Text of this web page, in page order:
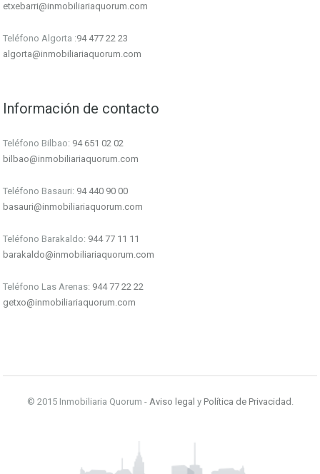
etxebarri@inmobiliariaquorum.com
Teléfono Algorta :94 477 22 23
algorta@inmobiliariaquorum.com
Información de contacto
Teléfono Bilbao: 94 651 02 02
bilbao@inmobiliariaquorum.com
Teléfono Basauri: 94 440 90 00
basauri@inmobiliariaquorum.com
Teléfono Barakaldo: 944 77 11 11
barakaldo@inmobiliariaquorum.com
Teléfono Las Arenas: 944 77 22 22
getxo@inmobiliariaquorum.com
© 2015 Inmobiliaria Quorum - Aviso legal y Política de Privacidad .